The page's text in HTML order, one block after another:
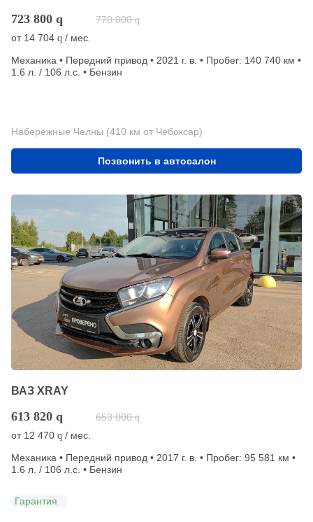
723 800 q 770 000 q
от 14 704 q / мес.
Механика • Передний привод • 2021 г. в. • Пробег: 140 740 км •
1.6 л. / 106 л.с. • Бензин
Набережные Челны (410 км от Чебоксар)
Позвонить в автосалон
ВАЗ XRAY
613 820 q 653 000 q
от 12 470 q / мес.
Механика • Передний привод • 2017 г. в. • Пробег: 95 581 км •
1.6 л. / 106 л.с. • Бензин
Гарантия